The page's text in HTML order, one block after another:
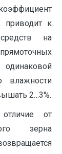
приводит к
на
влажности
2…3%.
от
зерна